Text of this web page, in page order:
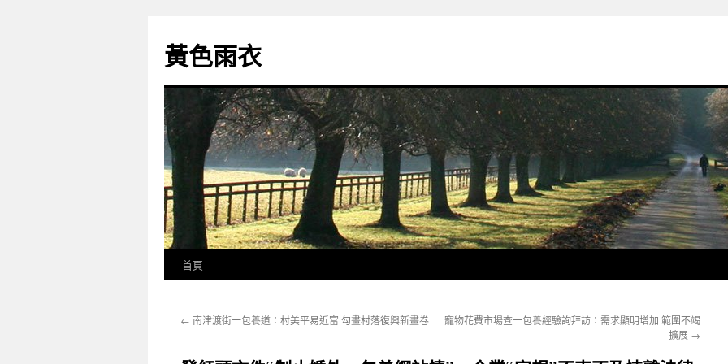
主
要
黃色雨衣
首頁
← 南津渡街一包養道：村美平易近富 勾畫村落復興新畫卷
寵物花費市場查一包養經驗詢拜訪：需求顯明增加 範圍不竭
擴展 →